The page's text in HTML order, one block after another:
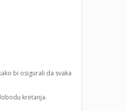
bi osigurali da svaka
kretanja.